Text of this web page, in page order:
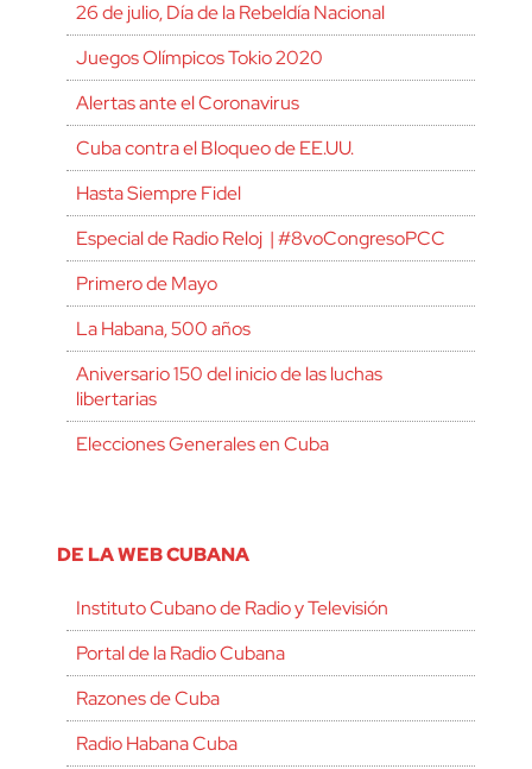
26 de julio, Día de la Rebeldía Nacional
Juegos Olímpicos Tokio 2020
Alertas ante el Coronavirus
Cuba contra el Bloqueo de EE.UU.
Hasta Siempre Fidel
Especial de Radio Reloj | #8voCongresoPCC
Primero de Mayo
La Habana, 500 años
Aniversario 150 del inicio de las luchas
libertarias
Elecciones Generales en Cuba
DE LA WEB CUBANA
Instituto Cubano de Radio y Televisión
Portal de la Radio Cubana
Razones de Cuba
Radio Habana Cuba